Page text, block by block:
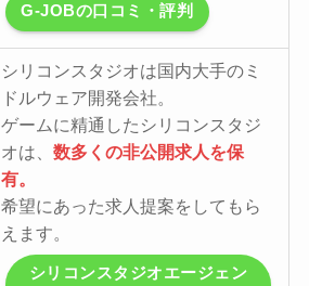
G-JOBの口コミ・評判
シリコンスタジオは国内大手のミ
ドルウェア開発会社。
ゲームに精通したシリコンスタジ
オは、 数多くの非公開求人を保
有。
希望にあった求人提案をしてもら
えます。
シリコンスタジオエージェン